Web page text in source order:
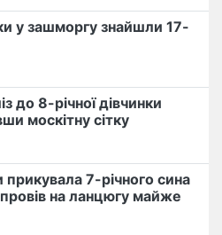
у зашморгу знайшли 17-
до 8-річної дівчинки
москітну сітку
7-річного сина
на ланцюгу майже